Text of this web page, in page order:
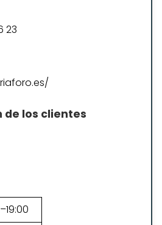
23
de los clientes